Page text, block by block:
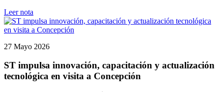
Leer nota
27 Mayo 2026
ST impulsa innovación, capacitación y actualización
tecnológica en visita a Concepción